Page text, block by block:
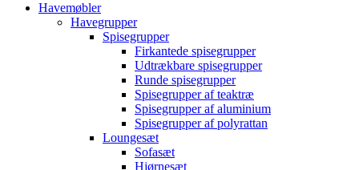
Havemøbler
Havegrupper
Spisegrupper
Firkantede spisegrupper
Udtrækbare spisegrupper
Runde spisegrupper
Spisegrupper af teaktræ
Spisegrupper af aluminium
Spisegrupper af polyrattan
Loungesæt
Sofasæt
Hjørnesæt